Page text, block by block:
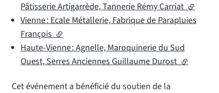
Pâtisserie Artigarrède, Tannerie Rémy Carriat(lien
Vienne : Ecale Métallerie, Fabrique de Parapluies
François(lien externe)
Haute-Vienne : Agnelle, Maroquinerie du Sud
Ouest, Serres Anciennes Guillaume Durost(lien
Cet événement a bénéficié du soutien de la